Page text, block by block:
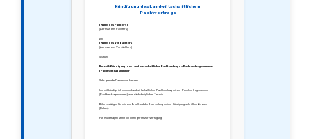
Kündigung des Landwirtschaftlichen
Pachtvertrags
[Name des Pächters]
[Adresse des Pächters]
An:
[Name des Verpächters]
[Adresse des Verpächters]
[Datum]
Betreff: Kündigung des Landwirtschaftlichen Pachtvertrags – Pachtvertragsnummer:
[Pachtvertragsnummer]
Sehr geehrte Damen und Herren,
hiermit kündige ich meinen Landwirtschaftlichen Pachtvertrag mit der Pachtvertragsnummer
[Pachtvertragsnummer] zum nächstmöglichen Termin.
Bitte bestätigen Sie mir den Erhalt und die Bearbeitung meiner Kündigung schriftlich bis zum
[Datum].
Für Rückfragen stehe ich Ihnen gerne zur Verfügung.